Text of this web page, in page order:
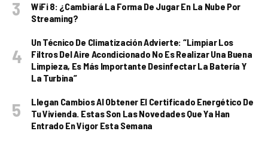
WiFi 8: ¿cambiará La Forma De Jugar En La Nube Por
Streaming?
Un Técnico De Climatización Advierte: “Limpiar Los
Filtros Del Aire Acondicionado No Es Realizar Una Buena
Limpieza, Es Más Importante Desinfectar La Batería Y
La Turbina”
Llegan Cambios Al Obtener El Certificado Energético De
Tu Vivienda. Estas Son Las Novedades Que Ya Han
Entrado En Vigor Esta Semana